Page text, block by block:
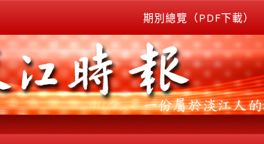
期別總覽（PDF下載）